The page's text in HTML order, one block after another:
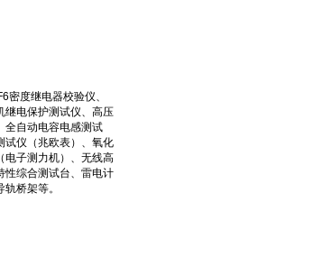
度继电器校验仪、
继电保护测试仪、高压
全自动电容电感测试
试仪（兆欧表）、氧化
电子测力机）、无线高
性综合测试台、雷电计
桥架等。